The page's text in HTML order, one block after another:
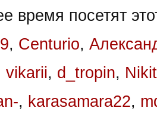
время посетят
, Centurio,
vikarii, d_tropin,
, karasamara22,